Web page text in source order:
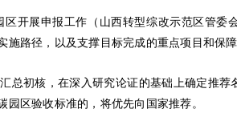
开展申报工作（山西转型综改示范区管委
路径，以及支撑目标完成的重点项目和保障
总初核，在深入研究论证的基础上确定推
区验收标准的，将优先向国家推荐。